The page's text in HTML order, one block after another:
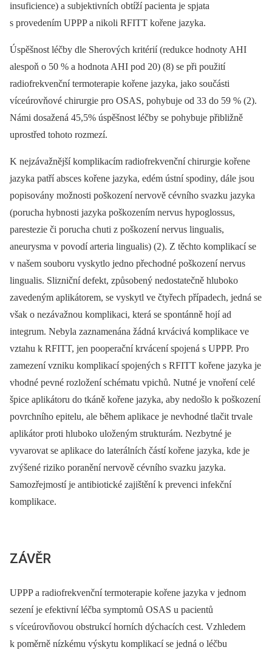
insuficience) a subjektivních obtíží pacienta je spjata
s provedením UPPP a nikoli RFITT kořene jazyka.
Úspěšnost léčby dle Sherových kritérií (redukce hodnoty AHI
alespoň o 50 % a hodnota AHI pod 20) (8) se při použití
radiofrekvenční termoterapie kořene jazyka, jako součásti
víceúrovňové chirurgie pro OSAS, pohybuje od 33 do 59 % (2).
Námi dosažená 45,5% úspěšnost léčby se pohybuje přibližně
uprostřed tohoto rozmezí.
K nejzávažnější komplikacím radiofrekvenční chirurgie kořene
jazyka patří absces kořene jazyka, edém ústní spodiny, dále jsou
popisovány možnosti poškození nervově cévního svazku jazyka
(porucha hybnosti jazyka poškozením nervus hypoglossus,
parestezie či porucha chuti z poškození nervus lingualis,
aneurysma v povodí arteria lingualis) (2). Z těchto komplikací se
v našem souboru vyskytlo jedno přechodné poškození nervus
lingualis. Slizniční defekt, způsobený nedostatečně hluboko
zavedeným aplikátorem, se vyskytl ve čtyřech případech, jedná se
však o nezávažnou komplikaci, která se spontánně hojí ad
integrum. Nebyla zaznamenána žádná krvácivá komplikace ve
vztahu k RFITT, jen pooperační krvácení spojená s UPPP. Pro
zamezení vzniku komplikací spojených s RFITT kořene jazyka je
vhodné pevné rozložení schématu vpichů. Nutné je vnoření celé
špice aplikátoru do tkáně kořene jazyka, aby nedošlo k poškození
povrchního epitelu, ale během aplikace je nevhodné tlačit trvale
aplikátor proti hluboko uloženým strukturám. Nezbytné je
vyvarovat se aplikace do laterálních částí kořene jazyka, kde je
zvýšené riziko poranění nervově cévního svazku jazyka.
Samozřejmostí je antibiotické zajištění k prevenci infekční
komplikace.
ZÁVĚR
UPPP a radiofrekvenční termoterapie kořene jazyka v jednom
sezení je efektivní léčba symptomů OSAS u pacientů
s víceúrovňovou obstrukcí horních dýchacích cest. Vzhledem
k poměrně nízkému výskytu komplikací se jedná o léčbu